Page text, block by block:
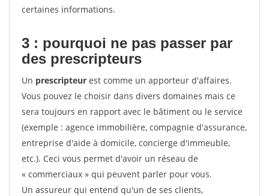
certaines informations.
3 : pourquoi ne pas passer par
des prescripteurs
Un prescripteur est comme un apporteur d'affaires.
Vous pouvez le choisir dans divers domaines mais ce
sera toujours en rapport avec le bâtiment ou le service
(exemple : agence immobilière, compagnie d'assurance,
entreprise d'aide à domicile, concierge d'immeuble,
etc.). Ceci vous permet d'avoir un réseau de
« commerciaux » qui peuvent parler pour vous.
Un assureur qui entend qu'un de ses clients,